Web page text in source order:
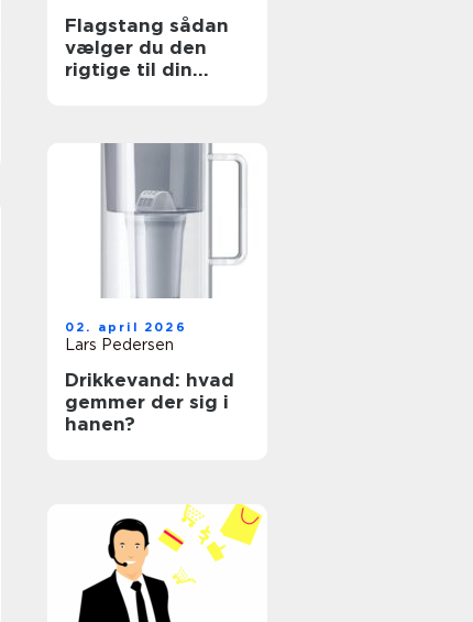
Flagstang sådan
vælger du den
rigtige til din
02. april 2026
Lars Pedersen
Drikkevand: hvad
gemmer der sig i
hanen?